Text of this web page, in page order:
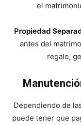
el
Propiedad
antes del
regalo,
Dependiendo de
puede tener que